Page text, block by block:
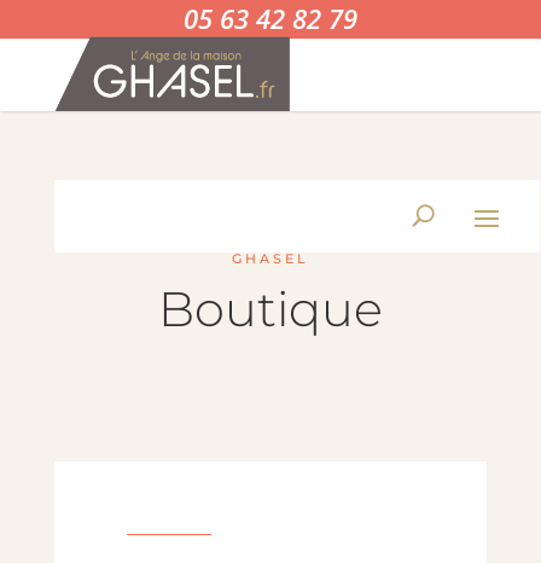
05 63 42 82 79
GHASEL
Boutique